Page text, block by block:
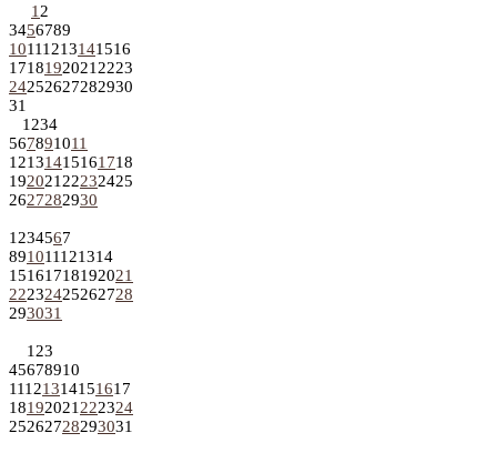
1 2
3456789
10111213141516
1718192021 2223
24252627282930
31
1 234
567891011
12131415161718
192021 22232425
2627282930
1 234567
891011121314
15161718192021
22232425262728
293031
1 23
45678910
11121314151617
18192021 222324
25262728293031